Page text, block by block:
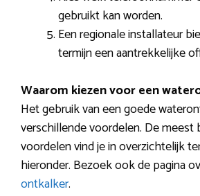
gebruikt kan worden.
Een regionale installateur
termijn een aantrekkelijke
Waarom kiezen voor een
Het gebruik van een goede
verschillende voordelen. De meest
voordelen vind je in overzichtelijk
hieronder. Bezoek ook de pagina
ontkalker.